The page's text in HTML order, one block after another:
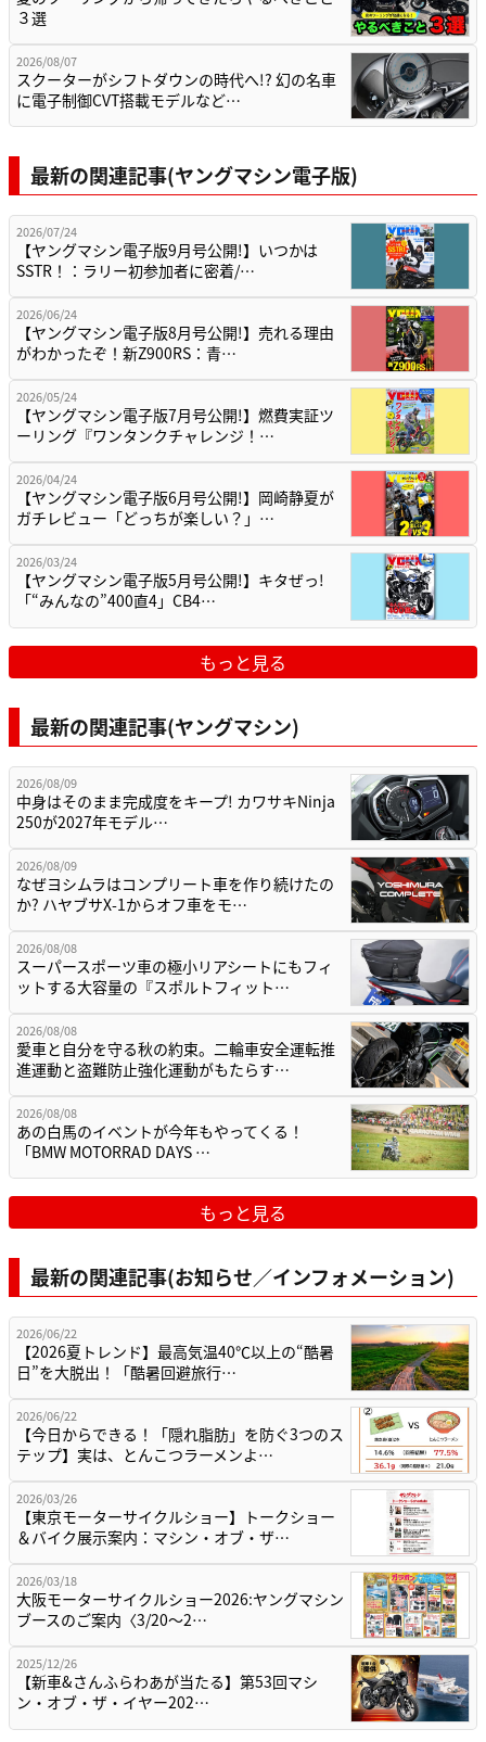
３選
2026/08/07
スクーターがシフトダウンの時代へ!? 幻の名車
に電子制御CVT搭載モデルなど…
最新の関連記事(ヤングマシン電子版)
2026/07/24
【ヤングマシン電子版9月号公開!】いつかは
SSTR！：ラリー初参加者に密着/…
2026/06/24
【ヤングマシン電子版8月号公開!】売れる理由
がわかったぞ！新Z900RS：青…
2026/05/24
【ヤングマシン電子版7月号公開!】燃費実証ツ
ーリング『ワンタンクチャレンジ！…
2026/04/24
【ヤングマシン電子版6月号公開!】岡崎静夏が
ガチレビュー「どっちが楽しい？」…
2026/03/24
【ヤングマシン電子版5月号公開!】キタぜっ!
「“みんなの”400直4」CB4…
もっと見る
最新の関連記事(ヤングマシン)
2026/08/09
中身はそのまま完成度をキープ! カワサキNinja
250が2027年モデル…
2026/08/09
なぜヨシムラはコンプリート車を作り続けたの
か? ハヤブサX-1からオフ車をモ…
2026/08/08
スーパースポーツ車の極小リアシートにもフィ
ットする大容量の『スポルトフィット…
2026/08/08
愛車と自分を守る秋の約束。二輪車安全運転推
進運動と盗難防止強化運動がもたらす…
2026/08/08
あの白馬のイベントが今年もやってくる！
「BMW MOTORRAD DAYS …
もっと見る
最新の関連記事(お知らせ／インフォメーション)
2026/06/22
【2026夏トレンド】最高気温40℃以上の“酷暑
日”を大脱出！「酷暑回避旅行…
2026/06/22
【今日からできる！「隠れ脂肪」を防ぐ3つのス
テップ】実は、とんこつラーメンよ…
2026/03/26
【東京モーターサイクルショー】トークショー
＆バイク展示案内：マシン・オブ・ザ…
2026/03/18
大阪モーターサイクルショー2026:ヤングマシン
ブースのご案内〈3/20〜2…
2025/12/26
【新車&さんふらわあが当たる】第53回マシ
ン・オブ・ザ・イヤー202…